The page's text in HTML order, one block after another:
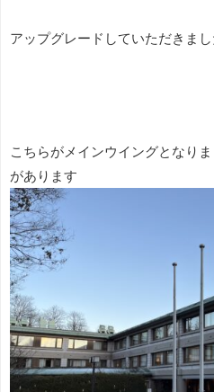
アップグレードしていただきまし
こちらがメインウイングとなり
があります